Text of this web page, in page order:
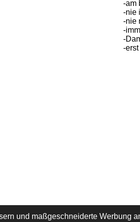
und maßgeschneiderte Werbung
-am
-nie
-nie
-
-
-